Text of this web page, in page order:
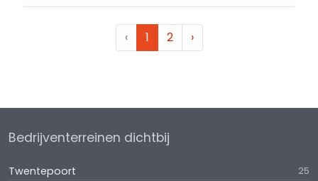
‹ 1 2 ›
Bedrijventerreinen dichtbij
Twentepoort 25